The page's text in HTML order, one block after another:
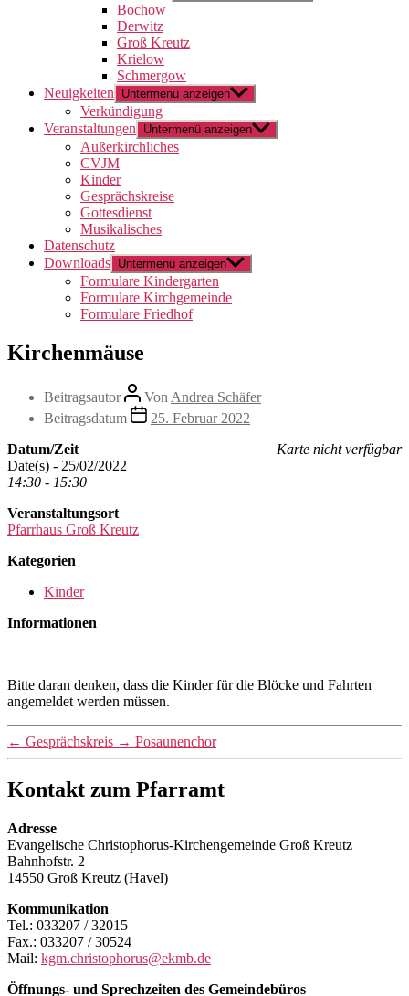
Bochow
Derwitz
Groß Kreutz
Krielow
Schmergow
Neuigkeiten
Untermenü anzeigen
Verkündigung
Veranstaltungen
Untermenü anzeigen
Außerkirchliches
CVJM
Kinder
Gesprächskreise
Gottesdienst
Musikalisches
Datenschutz
Downloads Untermenü anzeigen
Formulare Kindergarten
Formulare Kirchgemeinde
Formulare Friedhof
Kirchenmäuse
Beitragsautor Von Andrea Schäfer
Beitragsdatum
25. Februar 2022
Karte nicht verfügbar
Datum/Zeit
Date(s) - 25/02/2022
14:30 - 15:30
Veranstaltungsort
Pfarrhaus Groß Kreutz
Kategorien
Kinder
Informationen
Bitte daran denken, dass die Kinder für die Blöcke und Fahrten
angemeldet werden müssen.
← Gesprächskreis → Posaunenchor
Kontakt zum Pfarramt
Adresse
Evangelische Christophorus-Kirchengemeinde Groß Kreutz
Bahnhofstr. 2
14550 Groß Kreutz (Havel)
Kommunikation
Tel.: 033207 / 32015
Fax.: 033207 / 30524
Mail: kgm.christophorus@ekmb.de
Öffnungs- und Sprechzeiten des Gemeindebüros